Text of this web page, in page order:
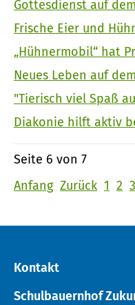
Gottesdienst auf
Frische Eier und
„Hühnermobil“ hat
Neues Leben auf
"Tierisch viel Spaß
Diakonie hilft aktiv
Seite 6 von 7
Anfang Zurück 1 2 3
Kontakt
Schulbauernhof